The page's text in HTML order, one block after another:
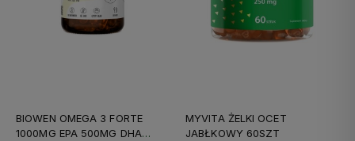
BIOWEN OMEGA 3 FORTE
1000MG EPA 500MG DHA
MYVITA ŻELKI OCET
JABŁKOWY 60SZT